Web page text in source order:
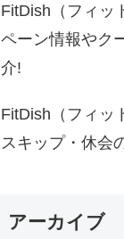
FitDish（フィッ
ペーン情報やク
介!
FitDish（フィッ
スキップ・休会
アーカイブ